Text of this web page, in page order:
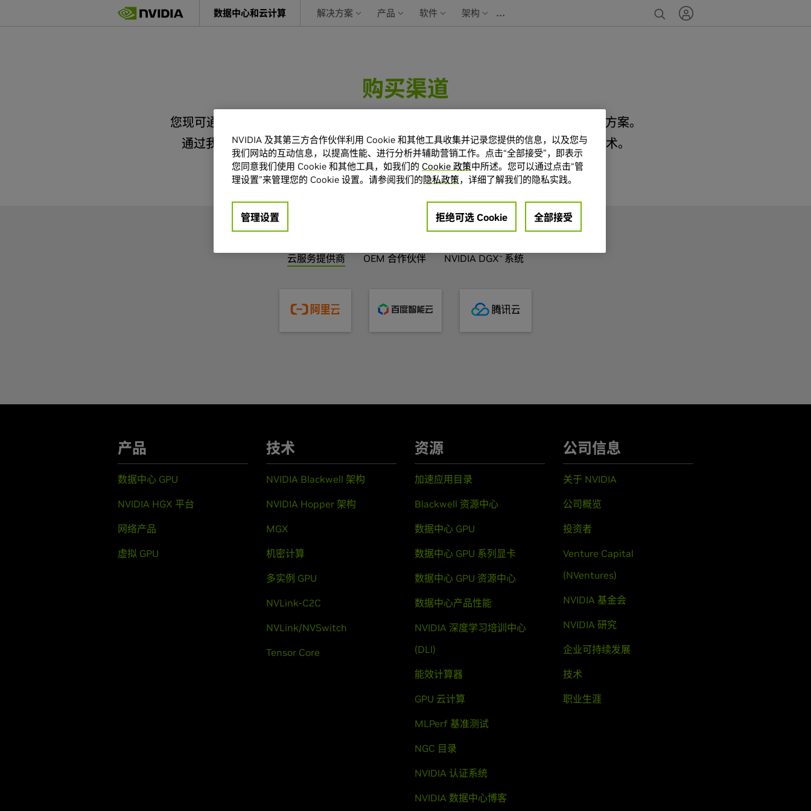
main
数据中心和云计算 解决方案 产品 软件 架构 …
购买渠道
您现可通过 NVIDIA 合作伙伴网络 (NPN) 优选合作伙伴购买 NVIDIA 数据中心解决方案。
通过我们的合作伙伴，探索灵活、实惠的方案，获取最新的 NVIDIA 数据 中心技术。
云服务提供商 OEM 合作伙伴 NVIDIA DGX™ 系统
产品
数据中心 GPU
NVIDIA HGX 平台
网络产品
虚拟 GPU
技术
NVIDIA Blackwell 架构
NVIDIA Hopper 架构
MGX
机密计算
多实例 GPU
NVLink-C2C
NVLink/NVSwitch
Tensor Core
资源
加速应用目录
Blackwell 资源中心
数据中心 GPU
数据中心 GPU 系列显卡
数据中心 GPU 资源中心
数据中心产品性能
NVIDIA 深度学习培训中心
(DLI)
能效计算器
GPU 云计算
MLPerf 基准测试
NGC 目录
NVIDIA 认证系统
NVIDIA 数据中心博客
公司信息
关于 NVIDIA
公司概览
投资者
Venture Capital
(NVentures)
NVIDIA 基金会
NVIDIA 研究
企业可持续发展
技术
职业生涯
NVIDIA 及其第三方合作伙伴利用 Cookie 和其他工具收集并记录您提供的信息，以及您与
我们网站的互动信息，以提高性能、进行分析并辅助营销工作。点击“全部接受”，即表示
您同意我们使用 Cookie 和其他工具，如我们的 Cookie 政策中所述。您可以通过点击“管
理设置”来管理您的 Cookie 设置。请参阅我们的隐私政策，详细了解我们的隐私实践。
管理设置 拒绝可选 Cookie 全部接受